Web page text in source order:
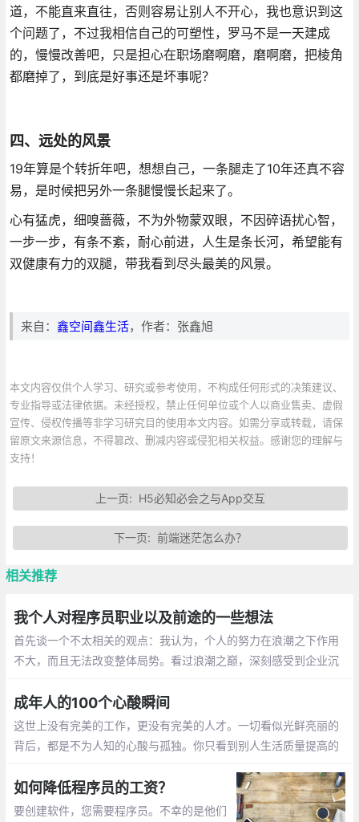
道，不能直来直往，否则容易让别人不开心，我也意识到这
个问题了，不过我相信自己的可塑性，罗马不是一天建成
的，慢慢改善吧，只是担心在职场磨啊磨，磨啊磨，把棱角
都磨掉了，到底是好事还是坏事呢？
四、远处的风景
19年算是个转折年吧，想想自己，一条腿走了10年还真不容
易，是时候把另外一条腿慢慢长起来了。
心有猛虎，细嗅蔷薇，不为外物蒙双眼，不因碎语扰心智，
一步一步，有条不紊，耐心前进，人生是条长河，希望能有
双健康有力的双腿，带我看到尽头最美的风景。
来自： 鑫空间鑫生活，作者：张鑫旭
本文内容仅供个人学习、研究或参考使用，不构成任何形式的决策建议、
专业指导或法律依据。未经授权，禁止任何单位或个人以商业售卖、虚假
宣传、侵权传播等非学习研究目的使用本文内容。如需分享或转载，请保
留原文来源信息，不得篡改、删减内容或侵犯相关权益。感谢您的理解与
支持！
上一页: H5必知必会之与App交互
下一页: 前端迷茫怎么办？
相关推荐
我个人对程序员职业以及前途的一些想法
首先谈一个不太相关的观点：我认为，个人的努力在浪潮之下作用
不大，而且无法改变整体局势。看过浪潮之巅，深刻感受到企业沉
欢，然后 GG 了
成年人的100个心酸瞬间
这世上没有完美的工作，更没有完美的人才。一切看似光鲜亮丽的
背后，都是不为人知的心酸与孤独。你只看到别人生活质量提高的
如何降低程序员的工资？
要创建软件，您需要程序员。不幸的是他们